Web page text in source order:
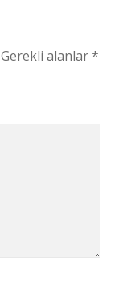
Gerekli alanlar*